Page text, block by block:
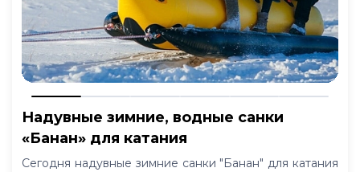
Надувные зимние, водные санки
«Банан» для катания
Сегодня надувные зимние санки "Банан" для катания